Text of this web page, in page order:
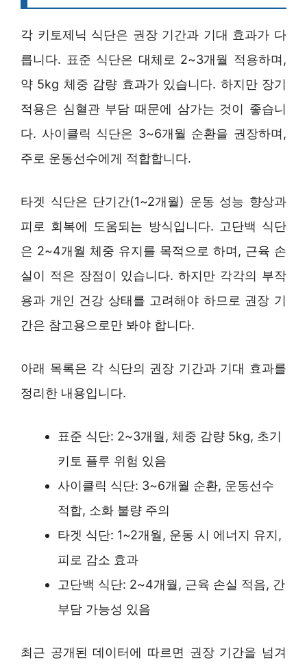
각 키토제닉 식단은 권장 기간과 기대 효과가 다
릅니다. 표준 식단은 대체로 2~3개월 적용하며,
약 5kg 체중 감량 효과가 있습니다. 하지만 장기
적용은 심혈관 부담 때문에 삼가는 것이 좋습니
다. 사이클릭 식단은 3~6개월 순환을 권장하며,
주로 운동선수에게 적합합니다.
타겟 식단은 단기간(1~2개월) 운동 성능 향상과
피로 회복에 도움되는 방식입니다. 고단백 식단
은 2~4개월 체중 유지를 목적으로 하며, 근육 손
실이 적은 장점이 있습니다. 하지만 각각의 부작
용과 개인 건강 상태를 고려해야 하므로 권장 기
간은 참고용으로만 봐야 합니다.
아래 목록은 각 식단의 권장 기간과 기대 효과를
정리한 내용입니다.
표준 식단: 2~3개월, 체중 감량 5kg, 초기
키토 플루 위험 있음
사이클릭 식단: 3~6개월 순환, 운동선수
적합, 소화 불량 주의
타겟 식단: 1~2개월, 운동 시 에너지 유지,
피로 감소 효과
고단백 식단: 2~4개월, 근육 손실 적음, 간
부담 가능성 있음
최근 공개된 데이터에 따르면 권장 기간을 넘겨